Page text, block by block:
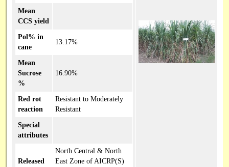
Mean
CCS yield
Pol% in
cane
13.17%
Mean
Sucrose
%
16.90%
Red rot
reaction
Resistant to Moderately
Resistant
Special
attributes
Released
North Central & North
East Zone of AICRP(S)